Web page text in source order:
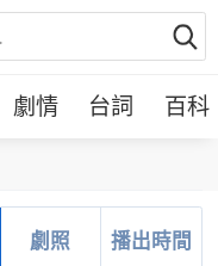
劇情 台詞 百科
劇照 播出時間